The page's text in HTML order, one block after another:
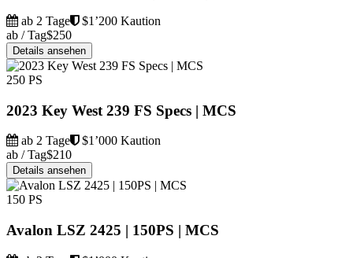
ab 2 Tage
$1’200 Kaution
ab / Tag$250
Details ansehen
250 PS
2023 Key West 239 FS Specs | MCS
ab 2 Tage
$1’000 Kaution
ab / Tag$210
Details ansehen
150 PS
Avalon LSZ 2425 | 150PS | MCS